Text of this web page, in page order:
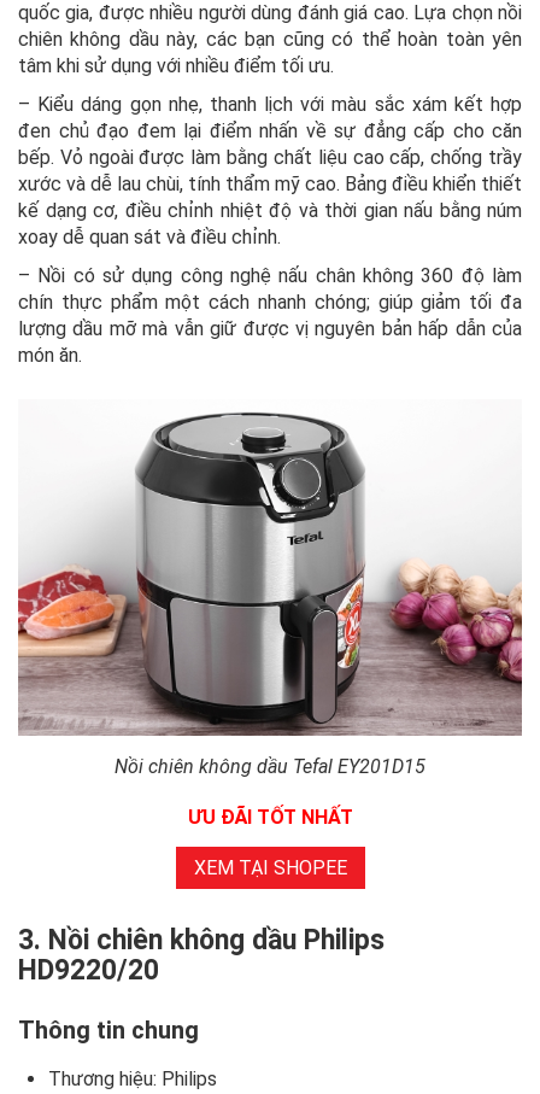
quốc gia, được nhiều người dùng đánh giá cao. Lựa chọn nồi
chiên không dầu này, các bạn cũng có thể hoàn toàn yên
tâm khi sử dụng với nhiều điểm tối ưu.
– Kiểu dáng gọn nhẹ, thanh lịch với màu sắc xám kết hợp
đen chủ đạo đem lại điểm nhấn về sự đẳng cấp cho căn
bếp. Vỏ ngoài được làm bằng chất liệu cao cấp, chống trầy
xước và dễ lau chùi, tính thẩm mỹ cao. Bảng điều khiển thiết
kế dạng cơ, điều chỉnh nhiệt độ và thời gian nấu bằng núm
xoay dễ quan sát và điều chỉnh.
– Nồi có sử dụng công nghệ nấu chân không 360 độ làm
chín thực phẩm một cách nhanh chóng; giúp giảm tối đa
lượng dầu mỡ mà vẫn giữ được vị nguyên bản hấp dẫn của
món ăn.
Nồi chiên không dầu Tefal EY201D15
ƯU ĐÃI TỐT NHẤT
XEM TẠI SHOPEE
3. Nồi chiên không dầu Philips
HD9220/20
Thông tin chung
Thương hiệu: Philips